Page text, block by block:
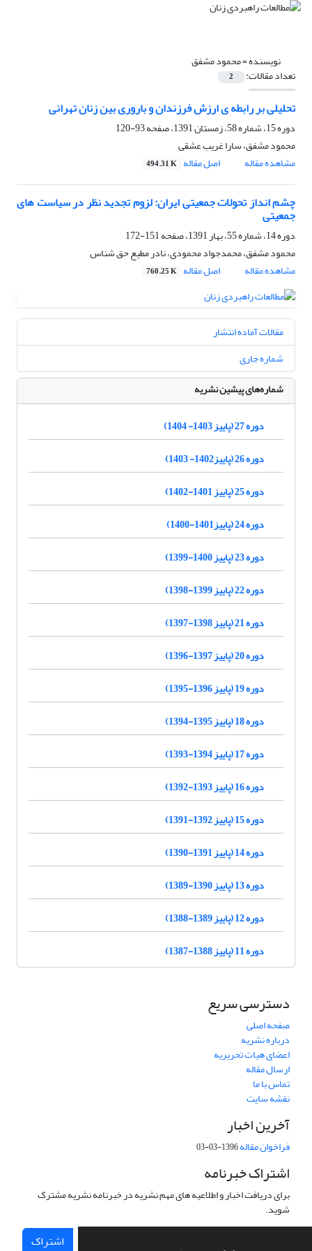
نویسنده =محمود مشفق
تعداد مقالات: 2
تحلیلی بر رابطه ی ارزش فرزندان و باروری بین زنان تهرانی
دوره 15، شماره 58، زمستان 1391، صفحه
93-120
محمود مشفق، سارا غریب عشقی
مشاهده مقاله
اصل مقاله 494.31 K
چشم انداز تحولات جمعیتی ایران: لزوم تجدید نظر در سیاست های
جمعیتی
دوره 14، شماره 55، بهار 1391، صفحه
151-172
محمود مشفق، محمدجواد محمودی، نادر مطیع حق شناس
مشاهده مقاله
اصل مقاله 760.25 K
مقالات آماده انتشار
شماره جاری
شماره‌های پیشین نشریه
دوره 27 (پاییز 1403- 1404)
دوره 26 (پاییز1402- 1403)
دوره 25 (پاییز 1401-1402)
دوره 24 (پاییز1401-1400)
دوره 23 (پاییز 1400-1399)
دوره 22 (پاییز 1399-1398)
دوره 21 (پاییز 1398-1397)
دوره 20 (پاییز 1397-1396)
دوره 19 (پاییز 1396-1395)
دوره 18 (پاییز 1395-1394)
دوره 17 (پاییز 1394-1393)
دوره 16 (پاییز 1393-1392)
دوره 15 (پاییز 1392-1391)
دوره 14 (پاییز 1391-1390)
دوره 13 (پاییز 1390-1389)
دوره 12 (پاییز 1389-1388)
دوره 11 (پاییز 1388-1387)
دسترسی سریع
صفحه اصلی
درباره نشریه
اعضای هیات تحریریه
ارسال مقاله
تماس با ما
نقشه سایت
آخرین اخبار
فراخوان مقاله1396-03-03
اشتراک خبرنامه
برای دریافت اخبار و اطلاعیه های مهم نشریه در خبرنامه نشریه مشترک
شوید.
اشتراک